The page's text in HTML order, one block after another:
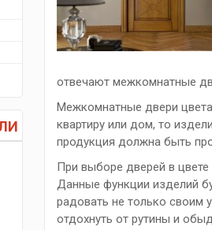
отвечают межкомнатные
Межкомнатные двери
квартиру или дом, то
продукция должна быть
При выборе дверей в цвете
Данные функции изделий
радовать не только своим
отдохнуть от рутины и